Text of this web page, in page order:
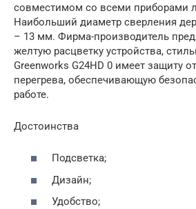
совместимом со всеми приборами
Наибольший диаметр сверления
– 13 мм. Фирма-производитель
желтую расцветку устройства,
Greenworks G24HD 0 имеет защиту
перегрева, обеспечивающую
работе.
Достоинства
Подсветка;
Дизайн;
Удобство;